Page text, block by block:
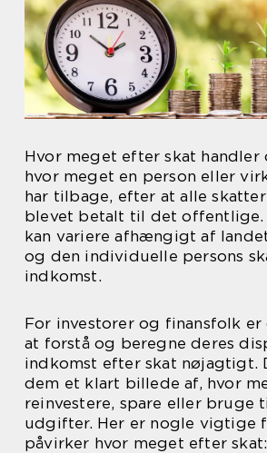
Hvor meget efter skat handler
hvor meget en person eller
har tilbage, efter at alle
blevet betalt til det
kan variere afhængigt af
og den individuelle persons
indkomst.
For investorer og finansfolk
at forstå og beregne deres
indkomst efter skat nøjagtigt.
dem et klart billede af, hvor
reinvestere, spare eller bruge
udgifter. Her er nogle vigtige
påvirker hvor meget efter skat: